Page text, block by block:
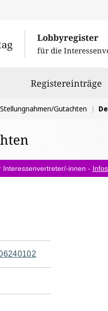
Lobbyregister
für die
Registereinträge
Stellungnahmen/Gutachten
Interessenvertreter/-innen - Infos